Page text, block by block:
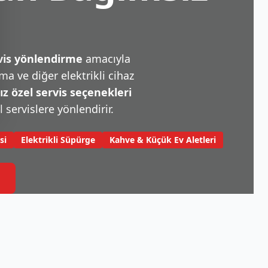
yönlendirme amacıyla
ve diğer elektrikli cihaz
özel servis seçenekleri
servislere yönlendirir.
Elektrikli Süpürge Kahve & Küçük Ev Aletleri